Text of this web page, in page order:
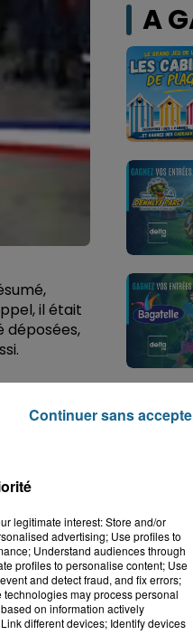
il était
déposées,
A
legitimate interest: Store and/or
advertising; Use profiles to
Understand audiences through
profiles to personalise content; Use
and detect fraud, and fix errors;
may process personal
on information actively
different devices; Identify devices
Continuer sans